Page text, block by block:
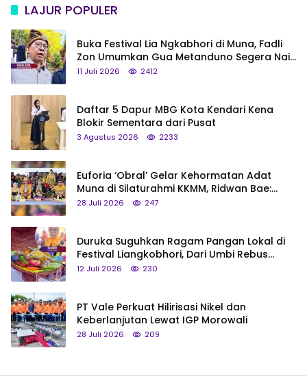
LAJUR POPULER
Buka Festival Lia Ngkabhori di Muna, Fadli
Zon Umumkan Gua Metanduno Segera Naik
Status Jadi Cagar Budaya Nasional
11 Juli 2026 2412
Daftar 5 Dapur MBG Kota Kendari Kena
Blokir Sementara dari Pusat
3 Agustus 2026 2233
Euforia ‘Obral’ Gelar Kehormatan Adat
Muna di Silaturahmi KKMM, Ridwan Bae:
Saya Bukan Tipe Begitu, Belum Pantas!
28 Juli 2026 247
Duruka Suguhkan Ragam Pangan Lokal di
Festival Liangkobhori, Dari Umbi Rebus
hingga Tumpeng Beras Muna
12 Juli 2026 230
PT Vale Perkuat Hilirisasi Nikel dan
Keberlanjutan Lewat IGP Morowali
28 Juli 2026 209